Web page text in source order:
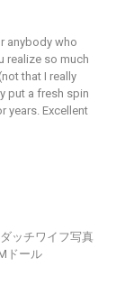
anybody who
realize so much
that I really
put a fresh spin
years. Excellent
ッチワイフ写真
ドール